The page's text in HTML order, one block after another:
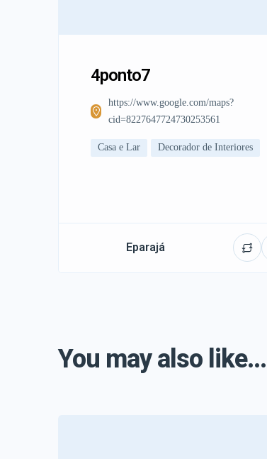
4ponto7
https://www.google.com/maps?
cid=8227647724730253561
Casa e Lar Decorador de Interiores
Eparajá
You may also like...